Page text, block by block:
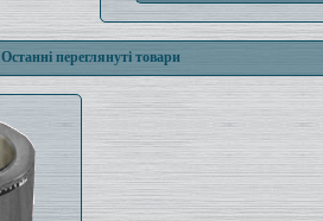
Останні переглянуті товари